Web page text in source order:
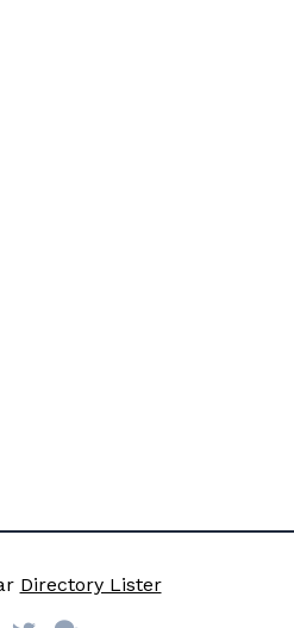
Directory Lister